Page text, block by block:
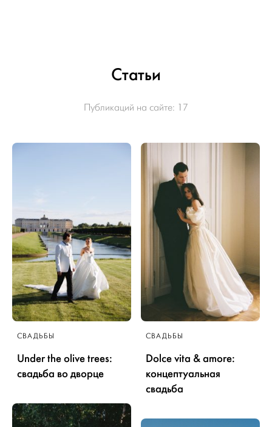
Статьи
Публикаций на сайте: 17
СВАДЬБЫ
Under the olive trees:
свадьба во дворце
СВАДЬБЫ
Dolce vita & amore:
концептуальная
свадьба